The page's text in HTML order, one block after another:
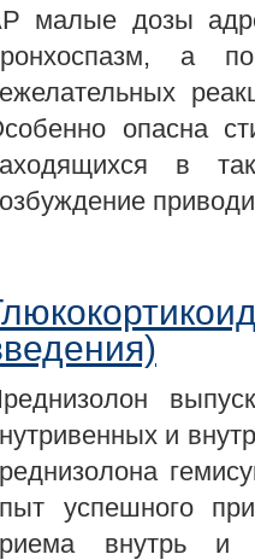
малые дозы
а
опасна
в
и
успешного
внутрь и